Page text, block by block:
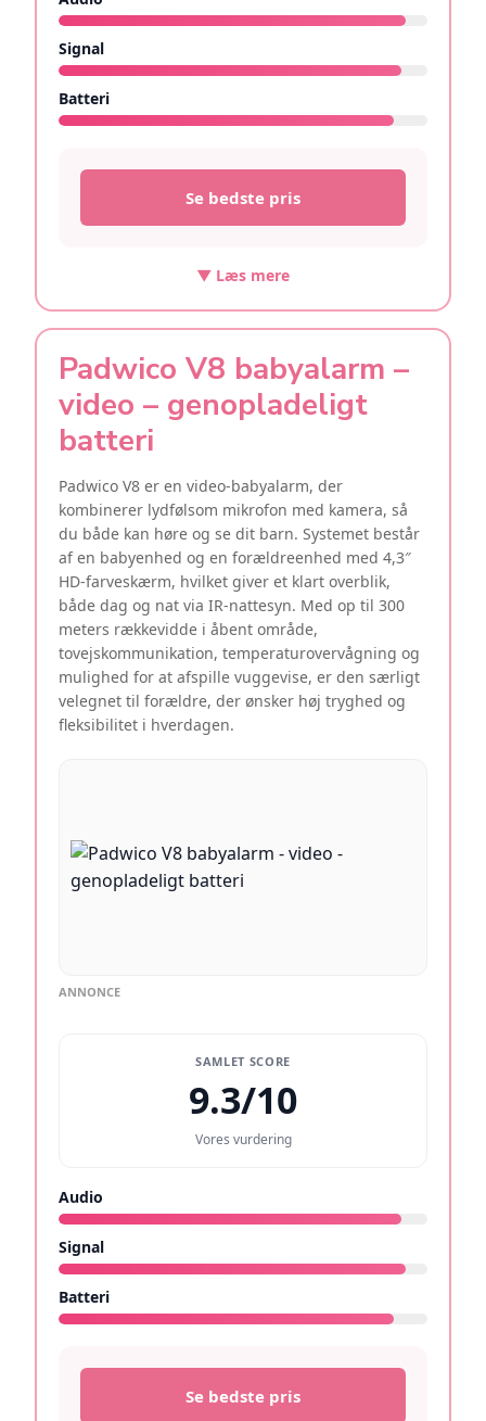
Signal
Batteri
Se bedste pris
▼ Læs mere
Padwico V8 babyalarm –
video – genopladeligt
batteri
Padwico V8 er en video-babyalarm, der
kombinerer lydfølsom mikrofon med kamera, så
du både kan høre og se dit barn. Systemet består
af en babyenhed og en forældreenhed med 4,3″
HD-farveskærm, hvilket giver et klart overblik,
både dag og nat via IR-nattesyn. Med op til 300
meters rækkevidde i åbent område,
tovejskommunikation, temperaturovervågning og
mulighed for at afspille vuggevise, er den særligt
velegnet til forældre, der ønsker høj tryghed og
fleksibilitet i hverdagen.
ANNONCE
SAMLET SCORE
9.3/10
Vores vurdering
Audio
Signal
Batteri
Se bedste pris